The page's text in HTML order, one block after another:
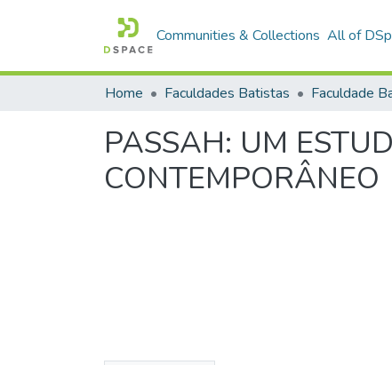
Communities & Collections All of
Home Faculdades Batistas
PASSAH: UM
CONTEMPORÂNEO